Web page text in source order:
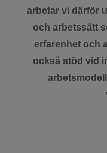
arbetar vi därför
och arbetssätt
erfarenhet och
också stöd vid